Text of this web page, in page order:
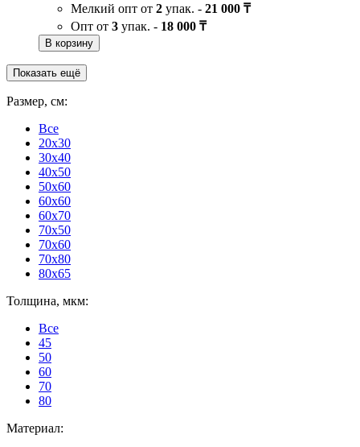
Мелкий опт от 2 упак. - 21 000 ₸
Опт от 3 упак. - 18 000 ₸
В корзину
Показать ещё
Размер, см:
Все
20x30
30x40
40x50
50x60
60x60
60x70
70x50
70x60
70x80
80x65
Толщина, мкм:
Все
45
50
60
70
80
Материал: